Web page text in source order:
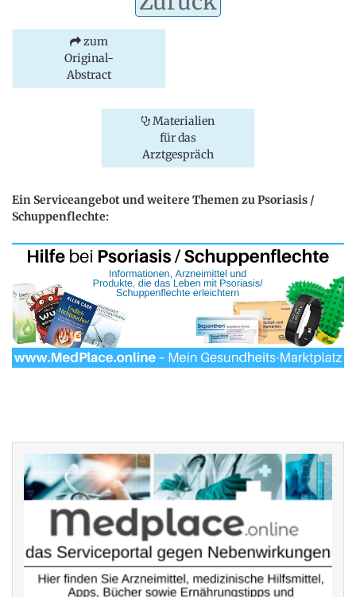
zum
Original-
Abstract
Materialien
für das
Arztgespräch
Ein Serviceangebot und weitere Themen zu Psoriasis /
Schuppenflechte: